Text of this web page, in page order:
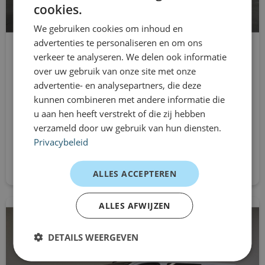
bedrijfswagen nodig is, bijvoorbeeld voor projectwerk,
seizoensdrukte, vervangend vervoer of uitbreiding van je
wagenpark. Je rijdt zonder langdurige verplichtingen en
kunt je lease eenvoudig aanpassen wanneer je situatie
verandert. Zo blijft mobiliteit overzichtelijk en flexibel
geregeld.
Klantervaringen
Logistiek planner – emissievrij vervoer
“Perfect voor stedelijke routes: stil, comfortabel en
makkelijk te laden.”
Servicebedrijf – flexibele inzet
“Ruime laadruimte en direct beschikbaar. Precies wat we
nodig hadden.”
ZZP’er – tijdelijke uitbreiding
radio
RDW-leges
start/stop systeem
stuur verstelbaar
tussenschot volledig
Citroën Jumpy
Handgeschakeld
Vanaf
€684 /mnd excl. btw
Direct aanvragen
cookies.
We gebruiken cookies om inhoud en
advertenties te personaliseren en om ons
verkeer te analyseren. We delen ook informatie
over uw gebruik van onze site met onze
advertentie- en analysepartners, die deze
kunnen combineren met andere informatie die
u aan hen heeft verstrekt of die zij hebben
verzameld door uw gebruik van hun diensten.
Privacybeleid
ALLES ACCEPTEREN
ALLES AFWIJZEN
DETAILS WEERGEVEN